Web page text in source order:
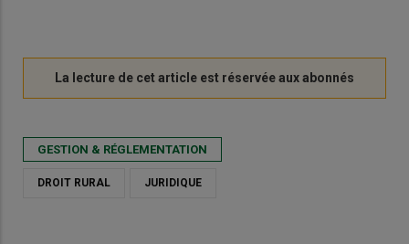
GESTION & RÉGLEMENTATION
DROIT RURAL JURIDIQUE